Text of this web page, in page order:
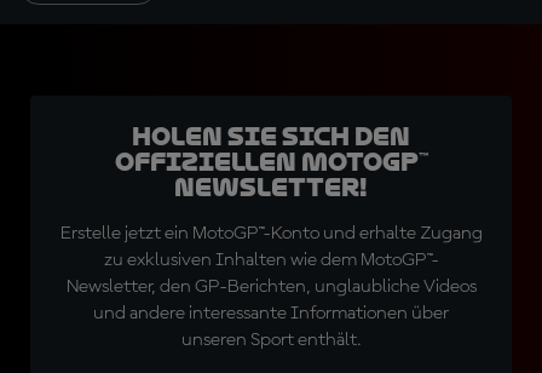
Holen Sie sich den
offiziellen MotoGP™
Newsletter!
Erstelle jetzt ein MotoGP™-Konto und erhalte Zugang
zu exklusiven Inhalten wie dem MotoGP™-
Newsletter, den GP-Berichten, unglaubliche Videos
und andere interessante Informationen über
unseren Sport enthält.